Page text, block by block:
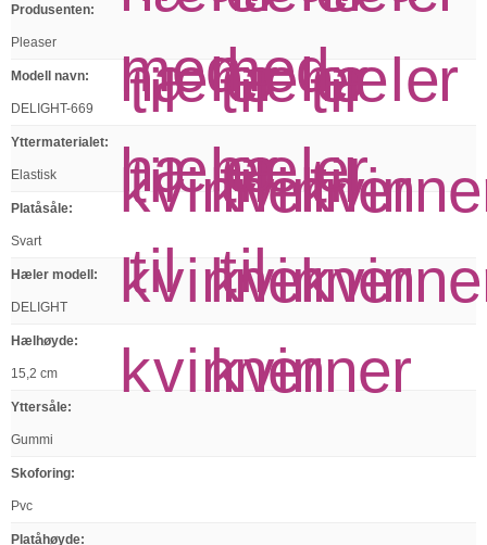
Produsenten:
Pleaser
Modell navn:
DELIGHT-669
Yttermaterialet:
Elastisk
Platåsåle:
Svart
Hæler modell :
DELIGHT
Hælhøyde:
15,2 cm
Yttersåle:
Gummi
Skoforing:
Pvc
Platåhøyde: